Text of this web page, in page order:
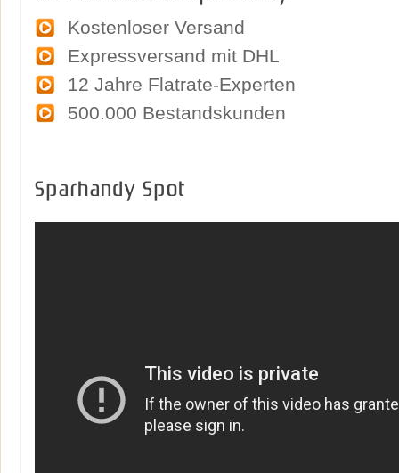
Kostenloser Versand
Expressversand mit DHL
12 Jahre Flatrate-Experten
500.000 Bestandskunden
Sparhandy Spot